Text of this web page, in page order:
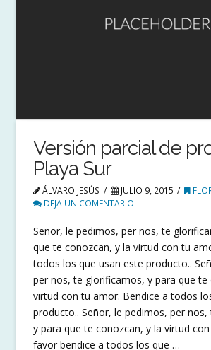
Versión parcial de
Playa Sur
ÁLVARO JESÚS JULIO 9, 2015
DEJA UN COMENTARIO
Señor, le pedimos, per nos, te
que te conozcan, y la virtud con tu
todos los que usan este producto..
per nos, te glorificamos, y para que te
virtud con tu amor. Bendice a todos
producto.. Señor, le pedimos, per
y para que te conozcan, y la virtud
favor bendice a todos los que …